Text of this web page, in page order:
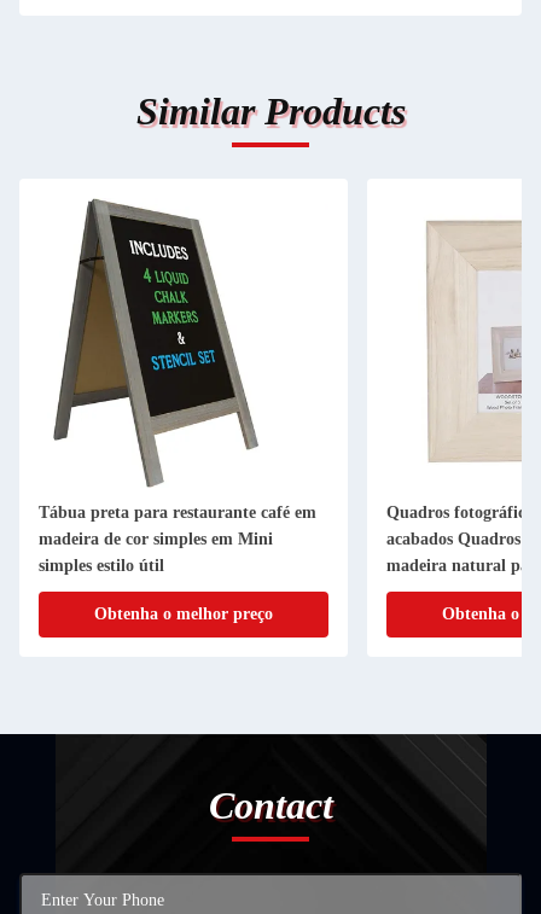
Similar Products
Tábua preta para restaurante café em
madeira de cor simples em Mini
simples estilo útil
Obtenha o melhor preço
Quadros
acabados Quadros
madeira natural
residencial
Obtenha o
Contact